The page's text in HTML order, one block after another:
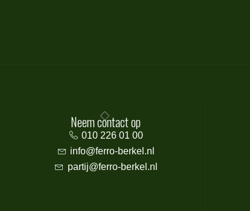
Neem contact op
010 226 01 00
info@ferro-berkel.nl
partij@ferro-berkel.nl